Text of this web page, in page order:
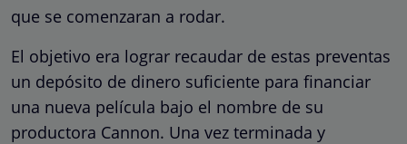
que se comenzaran a rodar.
El objetivo era lograr recaudar de estas preventas
un depósito de dinero suficiente para financiar
una nueva película bajo el nombre de su
productora Cannon. Una vez terminada y